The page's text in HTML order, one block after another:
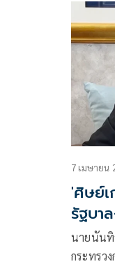
7 เมษายน
'ศิษย์เ
รัฐบา
นายนันทิ
กระทรว